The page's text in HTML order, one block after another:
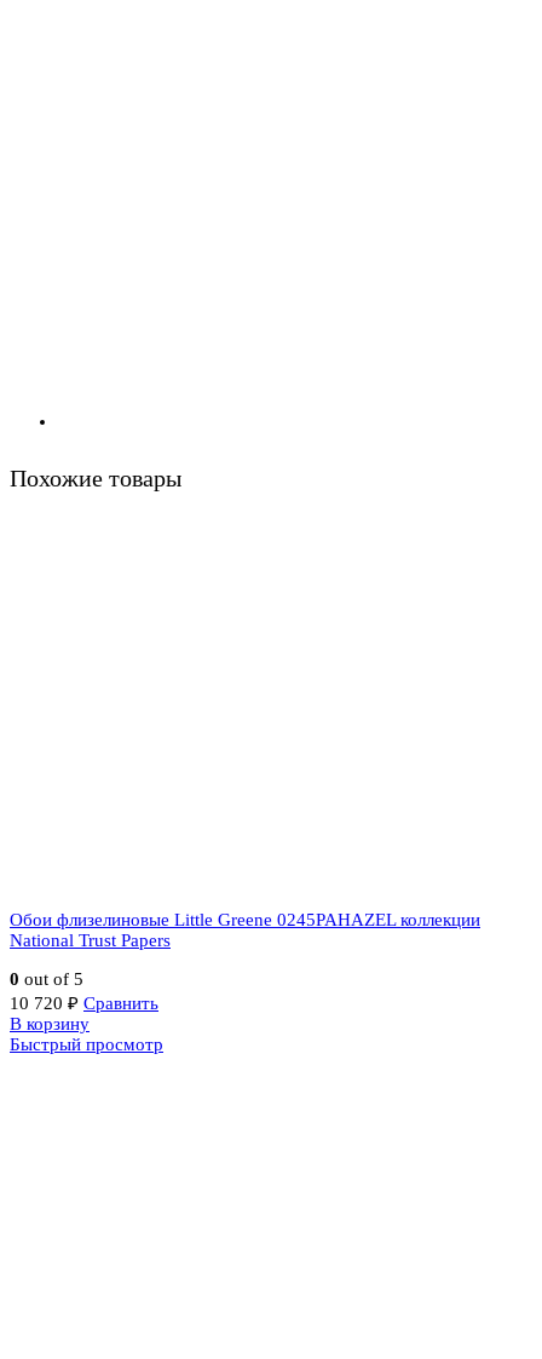
Похожие товары
Обои флизелиновые Little Greene 0245PAHAZEL коллекции
National Trust Papers
0 out of 5
10 720 ₽ Сравнить
В корзину
Быстрый просмотр